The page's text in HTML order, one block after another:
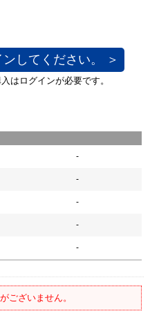
してください。 ＞
-
-
-
-
-
ございません。